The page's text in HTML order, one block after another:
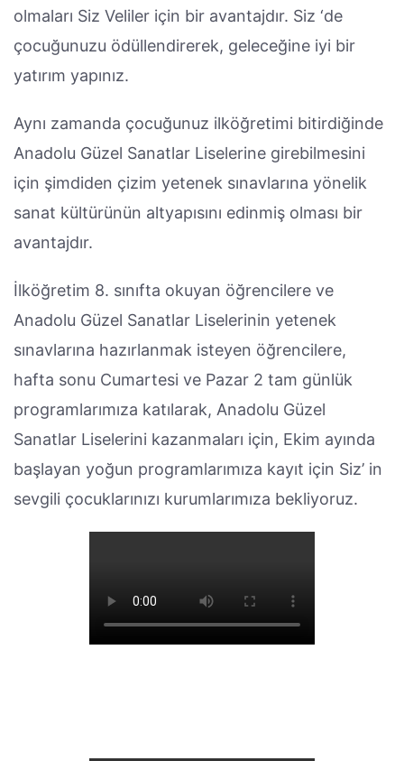
olmaları Siz Veliler için bir avantajdır. Siz ‘de
çocuğunuzu ödüllendirerek, geleceğine iyi bir
yatırım yapınız.
Aynı zamanda çocuğunuz ilköğretimi bitirdiğinde
Anadolu Güzel Sanatlar Liselerine girebilmesini
için şimdiden çizim yetenek sınavlarına yönelik
sanat kültürünün altyapısını edinmiş olması bir
avantajdır.
İlköğretim 8. sınıfta okuyan öğrencilere ve
Anadolu Güzel Sanatlar Liselerinin yetenek
sınavlarına hazırlanmak isteyen öğrencilere,
hafta sonu Cumartesi ve Pazar 2 tam günlük
programlarımıza katılarak, Anadolu Güzel
Sanatlar Liselerini kazanmaları için, Ekim ayında
başlayan yoğun programlarımıza kayıt için Siz’ in
sevgili çocuklarınızı kurumlarımıza bekliyoruz.